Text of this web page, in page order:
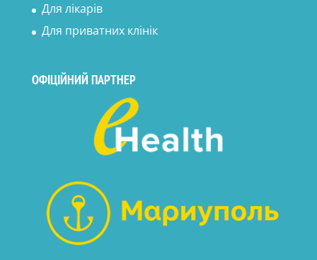
Для лікарів
Для приватних клінік
ОФІЦІЙНИЙ ПАРТНЕР